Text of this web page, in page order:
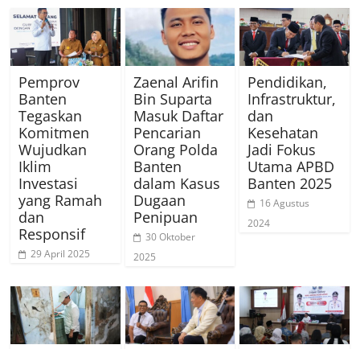
Pemprov
Banten
Tegaskan
Komitmen
Wujudkan
Iklim
Investasi
yang Ramah
dan
Responsif
29 April 2025
Zaenal Arifin
Bin Suparta
Masuk Daftar
Pencarian
Orang Polda
Banten
dalam Kasus
Dugaan
Penipuan
30 Oktober
2025
Pendidikan,
Infrastruktur,
dan
Kesehatan
Jadi Fokus
Utama APBD
Banten 2025
16 Agustus
2024